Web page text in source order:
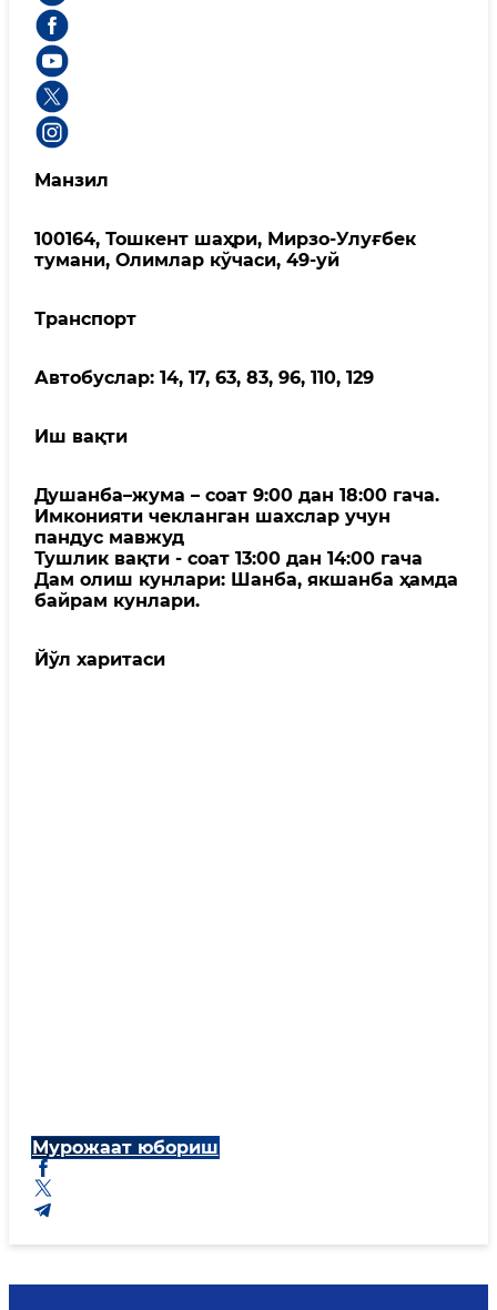
Манзил
100164, Тошкент шаҳри, Мирзо-Улуғбек
тумани, Олимлар кўчаси, 49-уй
Транспорт
Автобуслар: 14, 17, 63, 83, 96, 110, 129
Иш вақти
Душанба–жума – соат 9:00 дан 18:00 гача.
Имконияти чекланган шахслар учун
пандус мавжуд
Тушлик вақти - соат 13:00 дан 14:00 гача
Дам олиш кунлари: Шанба, якшанба ҳамда
байрам кунлари.
Йўл харитаси
Мурожаат юбориш